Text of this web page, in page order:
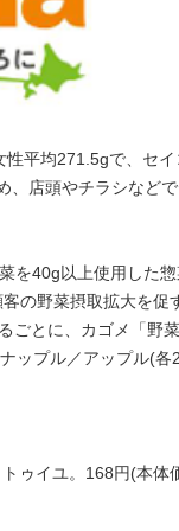
平均271.5gで、セ
店頭やチラシなど
を40g以上使用した
の野菜摂取拡大を促
とに、カゴメ「野
ップル／アップル(
ゥイユ。168円(本体